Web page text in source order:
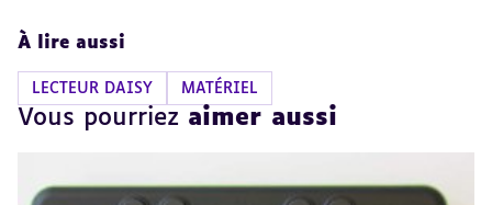
À lire aussi
LECTEUR DAISY MATÉRIEL
Vous pourriez aimer aussi